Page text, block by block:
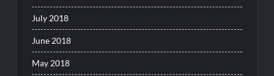
July 2018
June 2018
May 2018